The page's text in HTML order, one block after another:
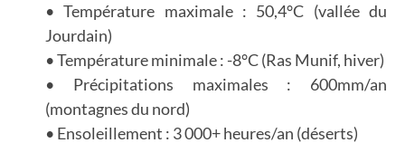
Température maximale : 50,4°C (vallée du
Jourdain)
Température minimale : -8°C (Ras Munif, hiver)
Précipitations maximales : 600mm/an
(montagnes du nord)
Ensoleillement : 3 000+ heures/an (déserts)